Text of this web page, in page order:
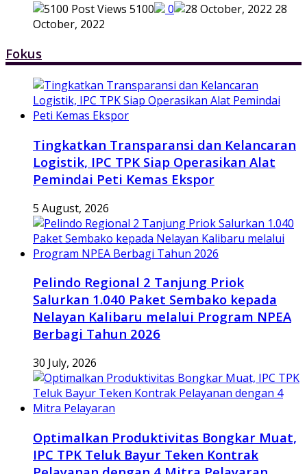
5100 0
28
October, 2022
Fokus
Tingkatkan Transparansi dan Kelancaran
Logistik, IPC TPK Siap Operasikan Alat
Pemindai Peti Kemas Ekspor
5 August, 2026
Pelindo Regional 2 Tanjung Priok
Salurkan 1.040 Paket Sembako kepada
Nelayan Kalibaru melalui Program NPEA
Berbagi Tahun 2026
30 July, 2026
Optimalkan Produktivitas Bongkar Muat,
IPC TPK Teluk Bayur Teken Kontrak